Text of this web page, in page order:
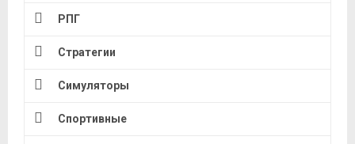
РПГ
Стратегии
Симуляторы
Спортивные